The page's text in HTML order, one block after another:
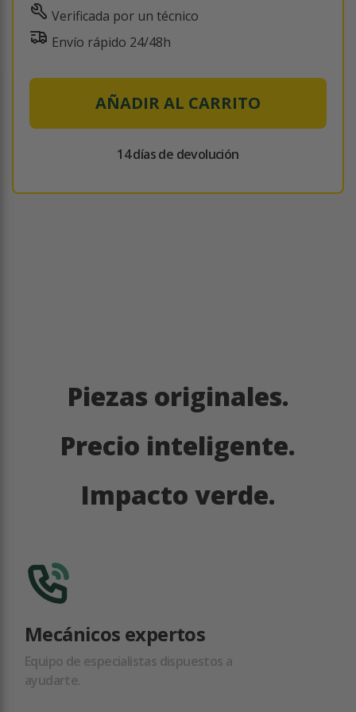
Verificada por un técnico
Envío rápido 24/48h
AÑADIR AL CARRITO
14 días de devolución
Piezas originales.
Precio inteligente.
Impacto verde.
Mecánicos expertos
Equipo de especialistas dispuestos a
ayudarte.